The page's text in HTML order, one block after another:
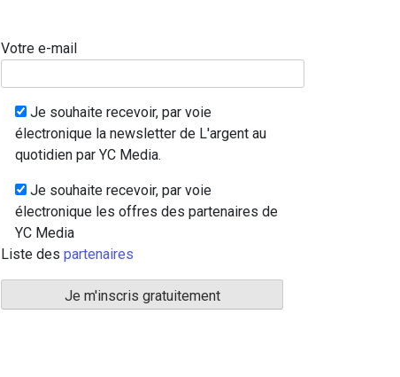
Votre e-mail
Je souhaite recevoir, par voie
électronique la newsletter de L'argent au
quotidien par YC Media.
Je souhaite recevoir, par voie
électronique les offres des partenaires de
YC Media
Liste des partenaires